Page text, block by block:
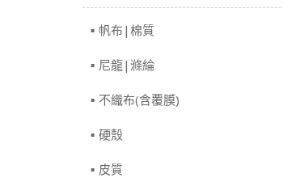
帆布|棉質
尼龍|滌綸
不織布(含覆膜)
硬殼
皮質